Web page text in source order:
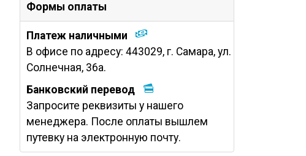
Формы оплаты
Платеж наличными
В офисе по адресу: 443029, г. Самара, ул.
Солнечная, 36а.
Банковский перевод
Запросите реквизиты у нашего
менеджера. После оплаты вышлем
путевку на электронную почту.